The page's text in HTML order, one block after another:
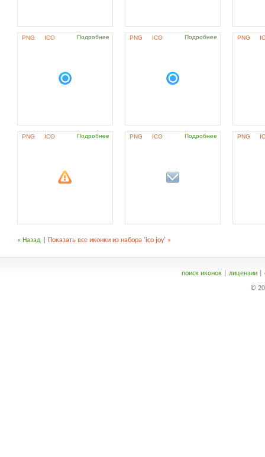
PNG ICO Подробнее PNG ICO Подробнее PNG
PNG ICO Подробнее PNG ICO Подробнее PNG
« Назад Показать все иконки из набора 'ico joy' »
поиск иконок| лицензии|
©